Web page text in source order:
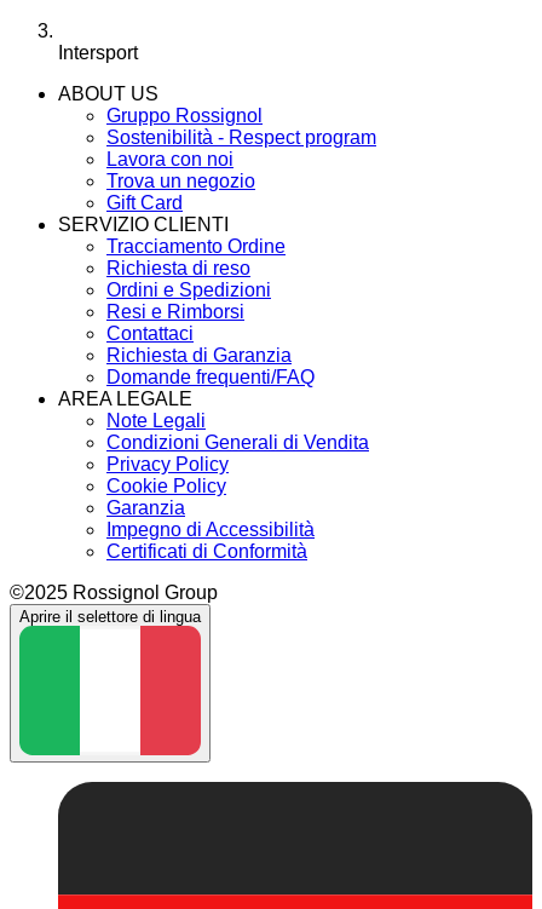
Intersport
ABOUT US
Gruppo Rossignol
Sostenibilità - Respect program
Lavora con noi
Trova un negozio
Gift Card
SERVIZIO CLIENTI
Tracciamento Ordine
Richiesta di reso
Ordini e Spedizioni
Resi e Rimborsi
Contattaci
Richiesta di Garanzia
Domande frequenti/FAQ
AREA LEGALE
Note Legali
Condizioni Generali di Vendita
Privacy Policy
Cookie Policy
Garanzia
Impegno di Accessibilità
Certificati di Conformità
©2025 Rossignol Group
Aprire il selettore di lingua